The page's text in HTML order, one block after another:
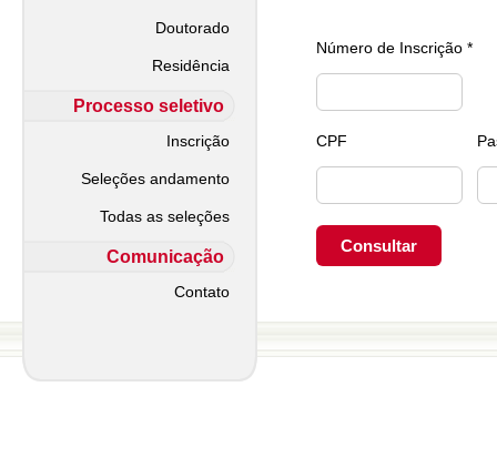
Doutorado
Residência
Processo seletivo
Inscrição
Seleções andamento
Todas as seleções
Comunicação
Contato
Número de Inscrição *
CPF